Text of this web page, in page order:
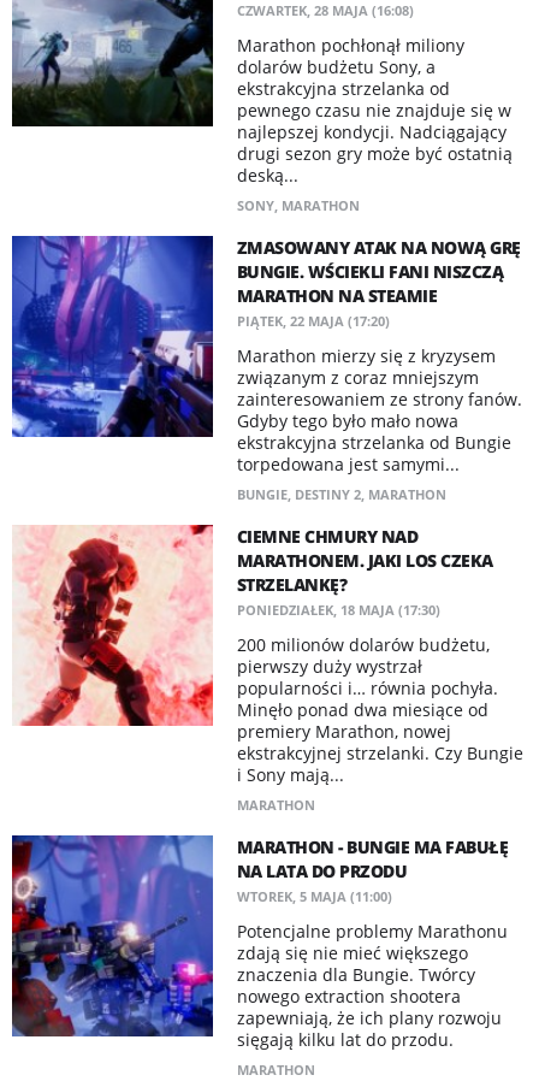
CZWARTEK, 28 MAJA (16:08)
Marathon pochłonął miliony
dolarów budżetu Sony, a
ekstrakcyjna strzelanka od
pewnego czasu nie znajduje się w
najlepszej kondycji. Nadciągający
drugi sezon gry może być ostatnią
deską...
SONY, MARATHON
ZMASOWANY ATAK NA NOWĄ GRĘ
BUNGIE. WŚCIEKLI FANI NISZCZĄ
MARATHON NA STEAMIE
PIĄTEK, 22 MAJA (17:20)
Marathon mierzy się z kryzysem
związanym z coraz mniejszym
zainteresowaniem ze strony fanów.
Gdyby tego było mało nowa
ekstrakcyjna strzelanka od Bungie
torpedowana jest samymi...
BUNGIE, DESTINY 2, MARATHON
CIEMNE CHMURY NAD
MARATHONEM. JAKI LOS CZEKA
STRZELANKĘ?
PONIEDZIAŁEK, 18 MAJA (17:30)
200 milionów dolarów budżetu,
pierwszy duży wystrzał
popularności i… równia pochyła.
Minęło ponad dwa miesiące od
premiery Marathon, nowej
ekstrakcyjnej strzelanki. Czy Bungie
i Sony mają...
MARATHON
MARATHON - BUNGIE MA FABUŁĘ
NA LATA DO PRZODU
WTOREK, 5 MAJA (11:00)
Potencjalne problemy Marathonu
zdają się nie mieć większego
znaczenia dla Bungie. Twórcy
nowego extraction shootera
zapewniają, że ich plany rozwoju
sięgają kilku lat do przodu.
MARATHON